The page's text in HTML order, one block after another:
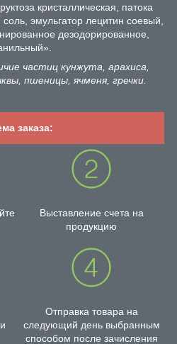
кристаллическая, патока
эмульгатор лецитин соевый,
дезодорированное,
частиц кунжута, арахиса,
пшеницы, ячменя, гречки.
заказа:
Выставление счета на
продукцию
Отправка товара на
следующий день выбранным
способом после зачисления